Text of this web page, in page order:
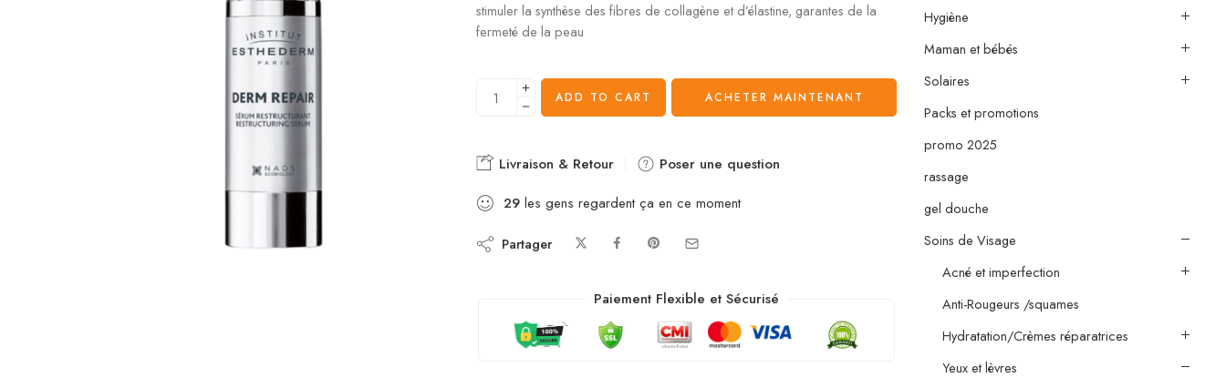
stimuler la synthèse des fibres de collagène et d’élastine, garantes de la
fermeté de la peau
ADD TO CART ACHETER MAINTENANT
Livraison & Retour
Poser une question
29les gens regardent ça en ce moment
Partager
Paiement Flexible et Sécurisé
Hygiène
Maman et bébés
Solaires
Packs et promotions
promo 2025
rassage
gel douche
Soins de Visage
Acné et imperfection
Anti-Rougeurs /squames
Hydratation/Crèmes réparatrices
Yeux et lèvres